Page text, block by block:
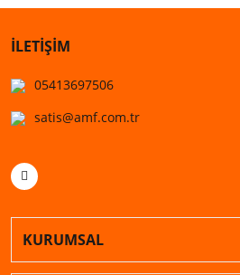
İLETİŞİM
05413697506
satis@amf.com.tr
KURUMSAL